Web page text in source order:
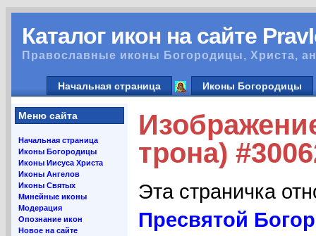
Каталог икон на сайте
Православные иконы Богородицы, Христа,
Начальная страница Иконы Богородицы
Меню сайта
Начальная страница
Иконы Богородицы
Иконы Иисуса Христа
Иконы Ангелов
Иконы Святых
Минейные иконы
Модерация
Опознание икон
Новое на сайте
трона)
Эта страничка
Пресвятой